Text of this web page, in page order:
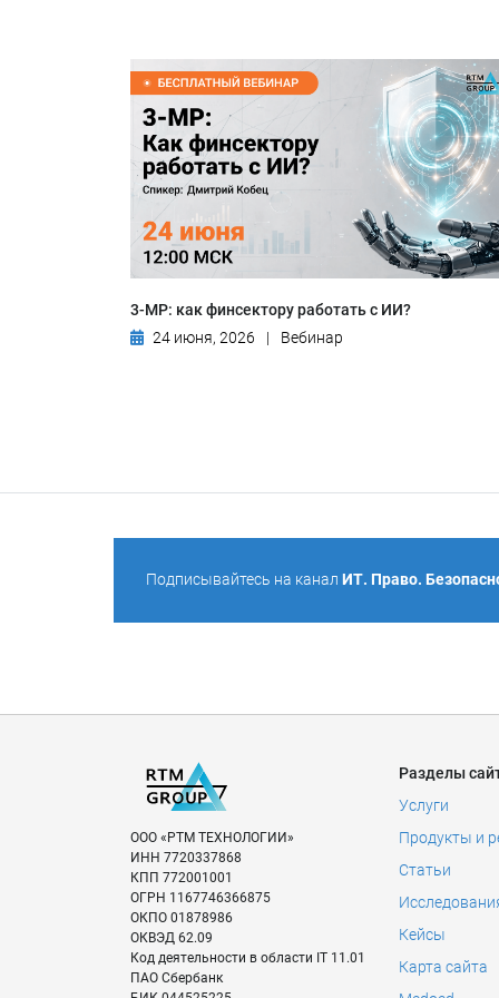
3-МР: как финсектору работать с ИИ?
24 июня, 2026
| Вебинар
Подписывайтесь на канал ИТ. Право.
ООО «РТМ ТЕХНОЛОГИИ»
ИНН 7720337868
КПП 772001001
ОГРН 1167746366875
ОКПО 01878986
ОКВЭД 62.09
Код деятельности в области IT 11.01
ПАО Сбербанк
Разделы
Услуги
Продукты и
Статьи
Кейсы
Карта сайта